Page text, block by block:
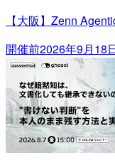
【大阪】Zenn
開催前2026年9月18